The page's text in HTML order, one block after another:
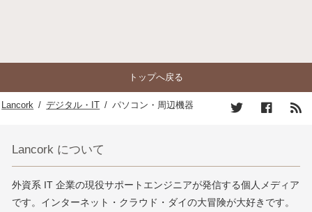
トップへ戻る
Lancork / デジタル・IT / パソコン・周辺機器
Lancork について
外資系 IT 企業の現役サポートエンジニアが発信する個人メディア
です。インターネット・クラウド・ダイの大冒険が大好きです。